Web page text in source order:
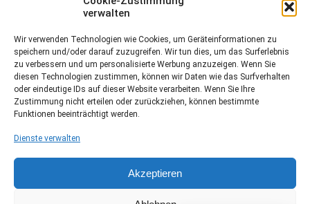
verwalten
Wir verwenden Technologien wie Cookies, um Geräteinformationen zu
speichern und/oder darauf zuzugreifen. Wir tun dies, um das Surferlebnis
zu verbessern und um personalisierte Werbung anzuzeigen. Wenn Sie
diesen Technologien zustimmen, können wir Daten wie das Surfverhalten
oder eindeutige IDs auf dieser Website verarbeiten. Wenn Sie Ihre
Zustimmung nicht erteilen oder zurückziehen, können bestimmte
Funktionen beeinträchtigt werden.
Dienste verwalten
Akzeptieren
FOLGE UNS!
Facebook
Fussball.de